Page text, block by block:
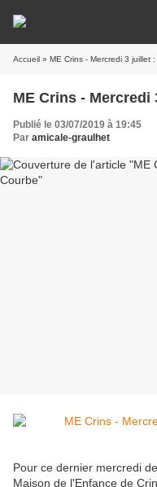
Accueil » ME Crins - Mercredi 3 juillet
ME Crins -
Publié le 03/07/2019 à 19:45
Par amicale-graulhet
Pour ce dernier mercredi
Maison de l'Enfance de